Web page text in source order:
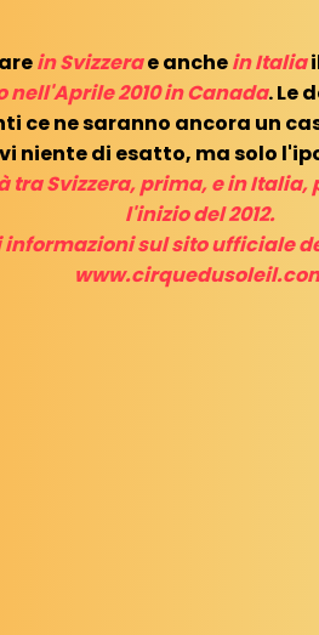
inSvizzerae anchein Italia
nell'Aprile 2010 in Canada. Le
ce ne saranno ancora un
niente di esatto, ma solo
tra Svizzera, prima, e in Italia,
l'inizio del 2012.
sul sito ufficiale